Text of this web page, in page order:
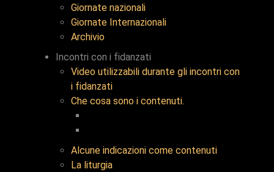
Giornate nazionali
Giornate Internazionali
Archivio
Incontri con i fidanzati
Video utilizzabili durante gli incontri con
i fidanzati
Che cosa sono i contenuti.
Alcune indicazioni come contenuti
La liturgia